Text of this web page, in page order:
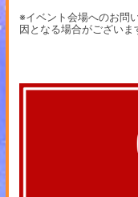
※イベント会場へのお問
因となる場合がございま